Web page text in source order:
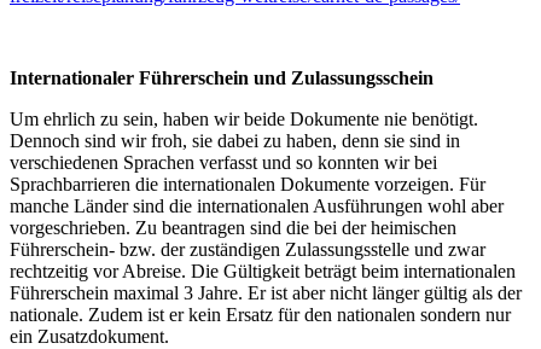
Internationaler Führerschein und Zulassungsschein
Um ehrlich zu sein, haben wir beide Dokumente nie benötigt.
Dennoch sind wir froh, sie dabei zu haben, denn sie sind in
verschiedenen Sprachen verfasst und so konnten wir bei
Sprachbarrieren die internationalen Dokumente vorzeigen. Für
manche Länder sind die internationalen Ausführungen wohl aber
vorgeschrieben. Zu beantragen sind die bei der heimischen
Führerschein- bzw. der zuständigen Zulassungsstelle und zwar
rechtzeitig vor Abreise. Die Gültigkeit beträgt beim internationalen
Führerschein maximal 3 Jahre. Er ist aber nicht länger gültig als der
nationale. Zudem ist er kein Ersatz für den nationalen sondern nur
ein Zusatzdokument.